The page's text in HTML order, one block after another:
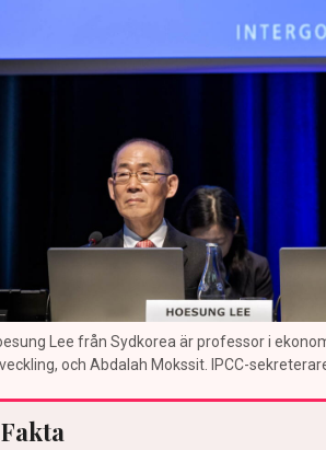
Lee från Sydkorea är professor i
och Abdalah Mokssit. IPCC-
Fakta